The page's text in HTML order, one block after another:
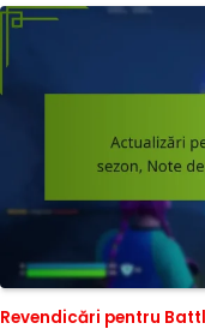
Revendicări pentru